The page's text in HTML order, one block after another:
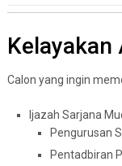
Kelayakan
Calon yang ingin
Ijazah Sarjana
Pengurusan
Pentadbiran